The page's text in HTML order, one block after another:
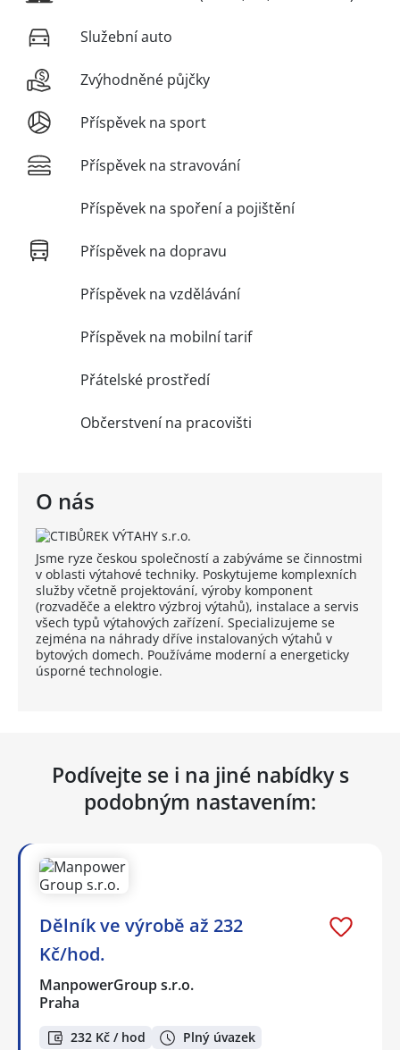
O nás
Jsme ryze českou společností a zabýváme se činnostmi
v oblasti výtahové techniky. Poskytujeme komplexních
služby včetně projektování, výroby komponent
(rozvaděče a elektro výzbroj výtahů), instalace a servis
všech typů výtahových zařízení. Specializujeme se
zejména na náhrady dříve instalovaných výtahů v
bytových domech. Používáme moderní a energeticky
úsporné technologie.
Služební auto
Zvýhodněné půjčky
Příspěvek na sport
Příspěvek na stravování
Příspěvek na spoření a pojištění
Příspěvek na dopravu
Příspěvek na vzdělávání
Příspěvek na mobilní tarif
Přátelské prostředí
Občerstvení na pracovišti
Podívejte se i na jiné nabídky s
podobným nastavením:
Dělník ve výrobě až 232
Kč/hod.
ManpowerGroup s.r.o.
Praha
232 Kč / hod Plný úvazek